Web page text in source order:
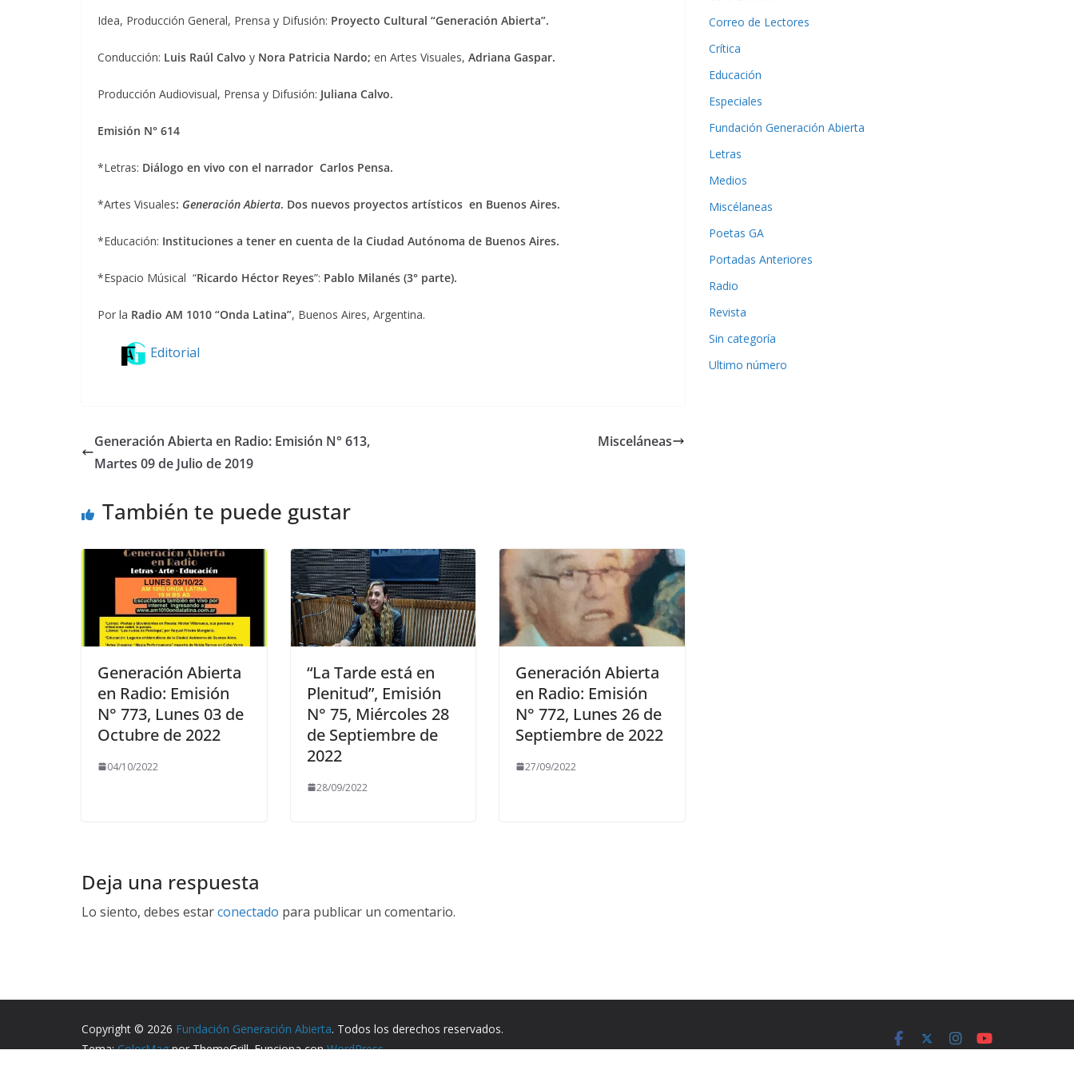
Idea, Producción General, Prensa y Difusión: Proyecto Cultural “Generación Abierta”.
Conducción: Luis Raúl Calvo y Nora Patricia Nardo; en Artes Visuales, Adriana Gaspar.
Producción Audiovisual, Prensa y Difusión: Juliana Calvo.
Emisión N° 614
*Letras: Diálogo en vivo con el narrador Carlos Pensa.
*Artes Visuales: Generación Abierta. Dos nuevos proyectos artísticos en Buenos Aires.
*Educación: Instituciones a tener en cuenta de la Ciudad Autónoma de Buenos Aires.
*Espacio Músical “Ricardo Héctor Reyes”: Pablo Milanés (3° parte).
Por la Radio AM 1010 “Onda Latina”, Buenos Aires, Argentina.
Editorial
Generación Abierta en Radio: Emisión N° 613,
Martes 09 de Julio de 2019
Misceláneas
También te puede gustar
Generación Abierta
en Radio: Emisión
N° 773, Lunes 03 de
Octubre de 2022
04/10/2022
“La Tarde está en
Plenitud”, Emisión
N° 75, Miércoles 28
de Septiembre de
2022
28/09/2022
Generación Abierta
en Radio: Emisión
N° 772, Lunes 26 de
Septiembre de 2022
27/09/2022
Deja una respuesta
Lo siento, debes estarconectado para publicar un comentario.
Correo de Lectores
Crítica
Educación
Especiales
Fundación Generación Abierta
Letras
Medios
Miscélaneas
Poetas GA
Portadas Anteriores
Radio
Revista
Sin categoría
Ultimo número
Copyright © 2026 Fundación Generación Abierta. Todos los derechos reservados.
Tema:ColorMagpor ThemeGrill. Funciona conWordPress.